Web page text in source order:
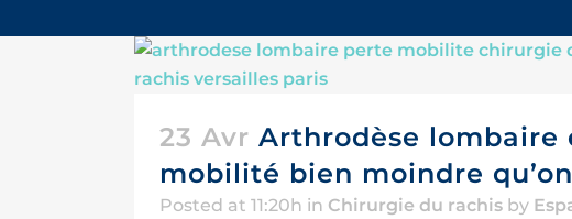
23 Avr Arthrodèse lombaire
mobilité bien moindre
Posted at 11:20h in Chirurgie du rachis by